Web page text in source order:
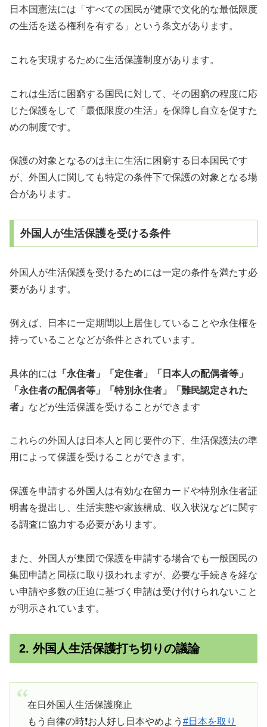
日本国憲法には「すべての国民が健康で文化的な最低限度
の生活を送る権利を有する」という条文があります。
これを実現するために生活保護制度があります。
これは生活に困窮する国民に対して、その困窮の程度に応
じた保護をして「最低限度の生活」を保障し自立を促すた
めの制度です。
保護の対象となるのは主に生活に困窮する日本国民です
が、外国人に関しても特定の条件下で保護の対象となる場
合があります。
外国人が生活保護を受ける条件
外国人が生活保護を受けるためには一定の条件を満たす必
要があります。
例えば、日本に一定期間以上居住していることや永住権を
持っていることなどが条件とされています。
具体的には 「永住者」「定住者」「日本人の配偶者等」
「永住者の配偶者等」「特別永住者」「難民認定された
者」 などが生活保護を受けることができます
これらの外国人は日本人と同じ要件の下、生活保護法の準
用によって保護を受けることができます。
保護を申請する外国人は有効な在留カードや特別永住者証
明書を提出し、生活実態や家族構成、収入状況などに関す
る調査に協力する必要があります。
また、外国人が集団で保護を申請する場合でも一般国民の
集団申請と同様に取り扱われますが、必要な手続きを経な
い申請や多数の圧迫に基づく申請は受け付けられないこと
が明示されています。
2. 外国人生活保護打ち切りの議論
在日外国人生活保護廃止
もう自律の時❗️お人好し日本やめよう #日本を取り